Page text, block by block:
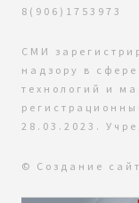
8(906)1753973
СМИ
надзору в
технологий и
28.03.2023.
© Создание